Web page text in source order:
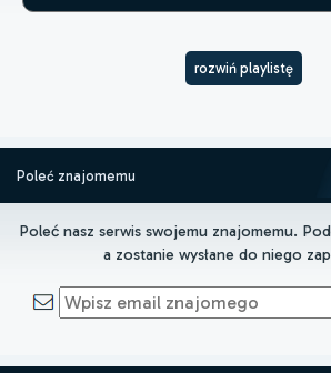
rozwiń playlistę
Poleć znajomemu
Poleć nasz serwis swojemu znajomemu.
a zostanie wysłane do niego